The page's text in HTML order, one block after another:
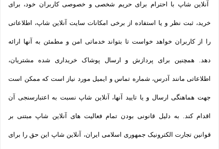
آنلاین شاپ با احترام برای حریم شخصی و خصوصی کاربران خود، برای
خرید، ثبت نظر و یا استفاده از برخی امکانات سایت آنلاین شاپ، اطلاعاتی
را از کاربران خواهد خواست تا بتواند خدماتی امن و مطمئن به آنها ارائه
دهد. همچنین برای پردازش و ارسال پوشاک خریداری شده مشتریان،
اطلاعاتی مانند آدرس، شماره تماس و ایمیل مورد نیاز است که ممکن است
جهت هماهنگی ارسال و یا تایید آنها، آنلاین شاپ نسبت به اعتبارسنجی آن
اقدام کند. به دلیل قانونی بودن تمام فعالیت های آنلاین شاپ مبتنی بر
قوانین تجارت الکترونیک جمهوری اسلامی ایران، آنلاین شاپ این حق را برای